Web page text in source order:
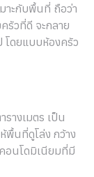
าะกับพื้นที่ ถือว่า
รัวที่ดี จะกลาย
ดยแบบห้องครัว
างเมตร เป็น
พื้นที่ดูโล่ง กว้าง
อนโดมิเนียมที่มี